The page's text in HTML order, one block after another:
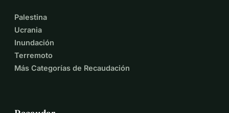
Palestina
Ucrania
Inundación
Terremoto
Más Categorías de Recaudación